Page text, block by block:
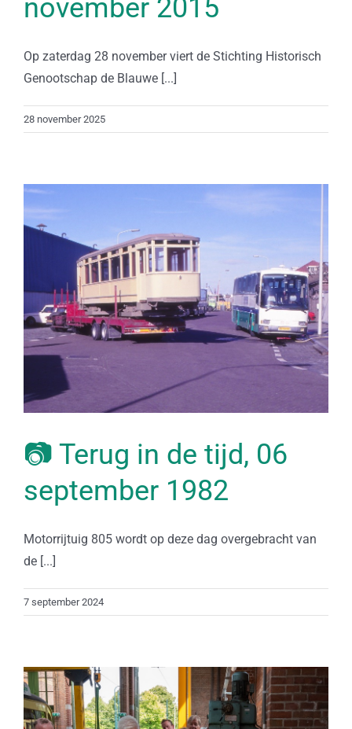
november 2015
Op zaterdag 28 november viert de Stichting Historisch
Genootschap de Blauwe [...]
28 november 2025
📷 Terug in de tijd, 06
september 1982
Motorrijtuig 805 wordt op deze dag overgebracht van
de [...]
7 september 2024